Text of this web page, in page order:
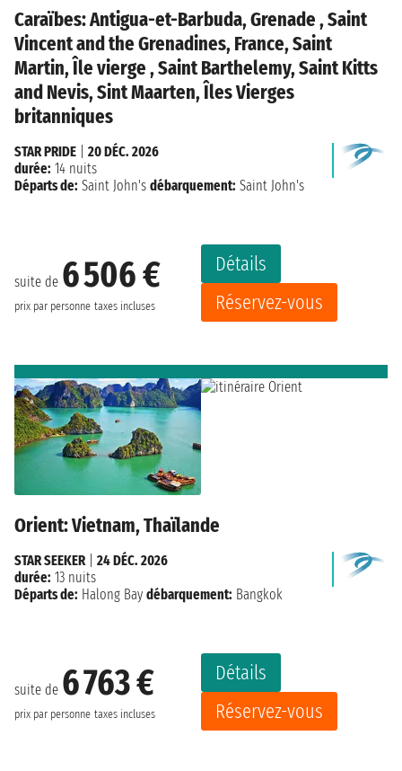
Caraïbes: Antigua-et-Barbuda, Grenade , Saint
Vincent and the Grenadines, France, Saint
Martin, Île vierge , Saint Barthelemy, Saint Kitts
and Nevis, Sint Maarten, Îles Vierges
britanniques
suite de 6 506 €
prix par personne taxes incluses
Détails
Réservez-vous
STAR PRIDE
20 DÉC. 2026
durée: 14 nuits
Départs de: Saint John's débarquement: Saint John's
Orient: Vietnam, Thaïlande
suite de 6 763 €
prix par personne taxes incluses
Détails
Réservez-vous
STAR SEEKER| 24 DÉC. 2026
durée: 13 nuits
Départs de: Halong Bay débarquement: Bangkok